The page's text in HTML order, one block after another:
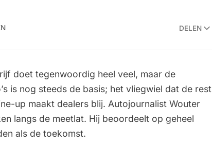
DELEN
doet tegenwoordig heel veel, maar de
is nog steeds de basis; het vliegwiel dat de rest
up maakt dealers blij. Autojournalist Wouter
langs de meetlat. Hij beoordeelt op geheel
als de toekomst.